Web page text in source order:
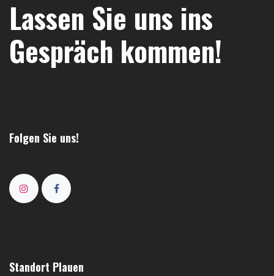
Lassen Sie uns ins
Gespräch kommen!
Folgen Sie uns!
Standort Plauen